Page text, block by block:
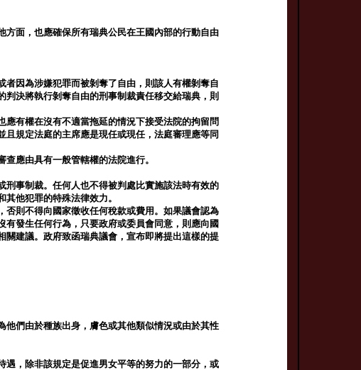
方面，也應確保所有瑞典公民在王國內部的行動自由
因為涉嫌犯罪而被剝奪了自由，則該人有權剝奪自
決將執行剝奪自由的刑事制裁責任移交給瑞典，則
有權在沒有不適當拖延的情況下接受法院的拘留問
規定法庭的主席應是現任或現任，法庭審理應等同
應由具有一般管轄權的法院進行。
事制裁。任何人也不得被判處比實施該法時有效的
他犯罪的特殊法律效力。
則不得向國家徵收任何稅款或費用。如果議會認為
發生任何行為，只要政府或委員會同意，則應向國
建議。政府致函瑞典議會，宣布即將提出這樣的提
們由於種族出身，膚色或其他類似情況或由於其性
，除非該規定是促進男女平等的努力的一部分，或